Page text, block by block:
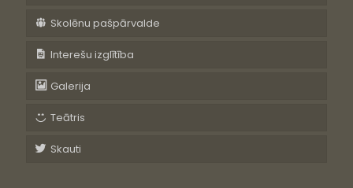
Skolēnu pašpārvalde
Interešu izglītība
Galerija
Teātris
Skauti